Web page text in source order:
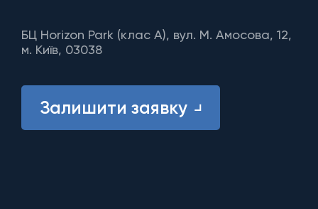
БЦ Horizon Park (клас A), вул. М. Амосова, 12,
м. Київ, 03038
Залишити заявку